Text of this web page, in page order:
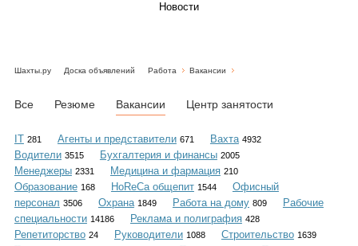
Новости
Объявления
Каталог
Шахты.ру Доска объявлений Работа Вакансии
Все Резюме Вакансии Центр занятости
IT 281 Агенты и представители 671 Вахта 4932
Водители 3515 Бухгалтерия и финансы 2005
Менеджеры 2331 Медицина и фармация 210
Образование 168 HoReCa общепит 1544
Офисный
персонал 3506 Охрана 1849 Работа на дому 809
Рабочие
специальности 14186 Реклама и полиграфия 428
Репетиторство 24 Руководители 1088 Строительство 1639